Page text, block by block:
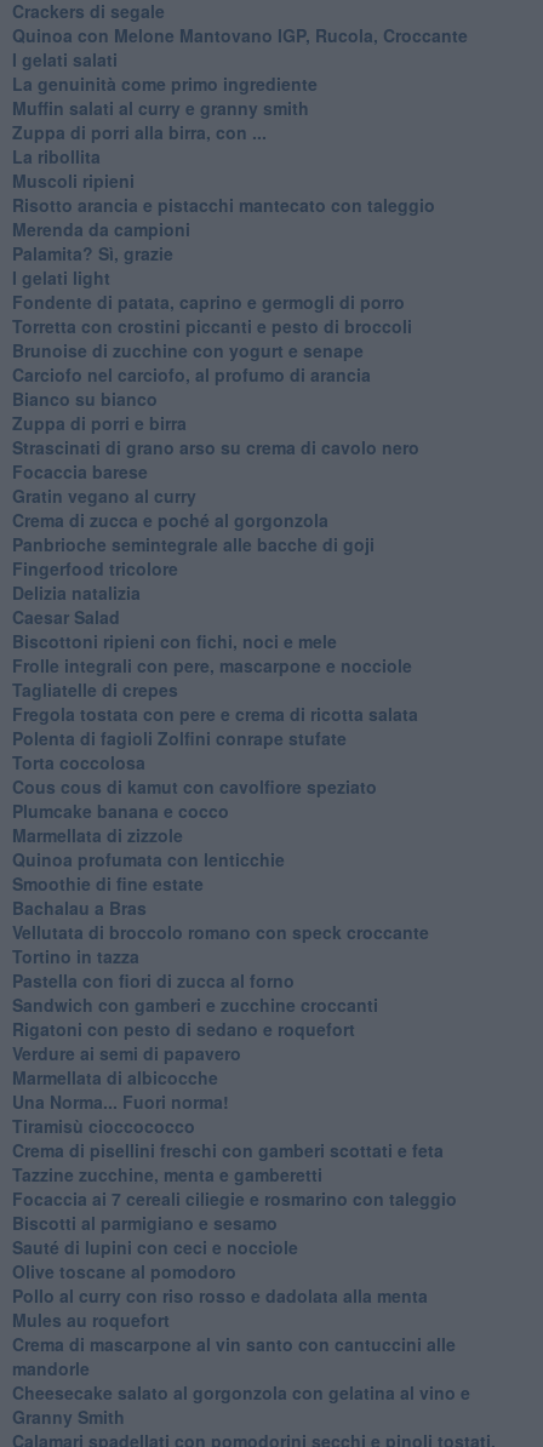
Crackers di segale
Quinoa con Melone Mantovano IGP, Rucola, Croccante
I gelati salati
La genuinità come primo ingrediente
Muffin salati al curry e granny smith
Zuppa di porri alla birra, con ...
La ribollita
Muscoli ripieni
Risotto arancia e pistacchi mantecato con taleggio
Merenda da campioni
Palamita? Sì, grazie
I gelati light
Fondente di patata, caprino e germogli di porro
Torretta con crostini piccanti e pesto di broccoli
Brunoise di zucchine con yogurt e senape
Carciofo nel carciofo, al profumo di arancia
Bianco su bianco
Zuppa di porri e birra
Strascinati di grano arso su crema di cavolo nero
Focaccia barese
Gratin vegano al curry
Crema di zucca e poché al gorgonzola
Panbrioche semintegrale alle bacche di goji
Fingerfood tricolore
Delizia natalizia
Caesar Salad
Biscottoni ripieni con fichi, noci e mele
Frolle integrali con pere, mascarpone e nocciole
Tagliatelle di crepes
Fregola tostata con pere e crema di ricotta salata
Polenta di fagioli Zolfini conrape stufate
Torta coccolosa
Cous cous di kamut con cavolfiore speziato
Plumcake banana e cocco
Marmellata di zizzole
Quinoa profumata con lenticchie
Smoothie di fine estate
Bachalau a Bras
Vellutata di broccolo romano con speck croccante
Tortino in tazza
Pastella con fiori di zucca al forno
Sandwich con gamberi e zucchine croccanti
Rigatoni con pesto di sedano e roquefort
Verdure ai semi di papavero
Marmellata di albicocche
Una Norma... Fuori norma!
Tiramisù cioccococco
Crema di pisellini freschi con gamberi scottati e feta
Tazzine zucchine, menta e gamberetti
Focaccia ai 7 cereali ciliegie e rosmarino con taleggio
Biscotti al parmigiano e sesamo
Sauté di lupini con ceci e nocciole
Olive toscane al pomodoro
Pollo al curry con riso rosso e dadolata alla menta
Mules au roquefort
Crema di mascarpone al vin santo con cantuccini alle
mandorle
Cheesecake salato al gorgonzola con gelatina al vino e
Granny Smith
Calamari spadellati con pomodorini secchi e pinoli tostati,